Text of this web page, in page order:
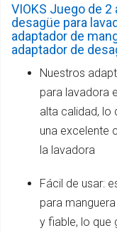
VIOKS Juego de
desagüe para
adaptador de
adaptador de
Nuestros
para lavadora
alta calidad, lo
una excelente
la lavadora
Fácil de usar:
para
y fiable, lo que